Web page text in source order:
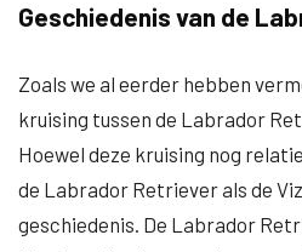
Geschiedenis van de
Zoals we al eerder hebben
kruising tussen de Labrador
Hoewel deze kruising nog
de Labrador Retriever als de
geschiedenis. De Labrador